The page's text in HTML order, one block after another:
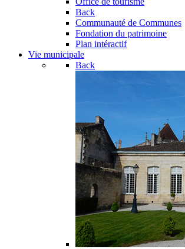
Back
Communauté de Communes
Fondation du patrimoine
Plan intéractif
Vie municipale
Back